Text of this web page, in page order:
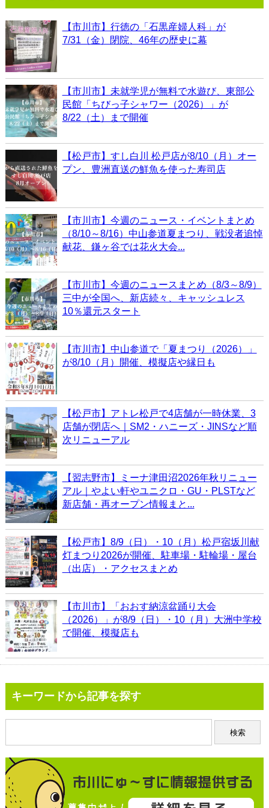
【市川市】行徳の「石黒産婦人科」が
7/31（金）閉院、46年の歴史に幕
【市川市】未就学児が無料で水遊び、東部公
民館「ちびっ子シャワー（2026）」が
8/22（土）まで開催
【松戸市】すし白川 松戸店が8/10（月）オー
プン、豊洲直送の鮮魚を使った寿司店
【市川市】今週のニュース・イベントまとめ
（8/10～8/16）中山参道夏まつり、戦没者追悼
献花、鎌ヶ谷では花火大会...
【市川市】今週のニュースまとめ（8/3～8/9）
三中が全国へ、新店続々、キャッシュレス
10％還元スタート
【市川市】中山参道で「夏まつり（2026）」
が8/10（月）開催、模擬店や縁日も
【松戸市】アトレ松戸で4店舗が一時休業、3
店舗が閉店へ｜SM2・ハニーズ・JINSなど順
次リニューアル
【習志野市】ミーナ津田沼2026年秋リニュー
アル｜やよい軒やユニクロ・GU・PLSTなど
新店舗・再オープン情報まと...
【松戸市】8/9（日）・10（月）松戸宿坂川献
灯まつり2026が開催、駐車場・駐輪場・屋台
（出店）・アクセスまとめ
【市川市】「おおす納涼盆踊り大会
（2026）」が8/9（日）・10（月）大洲中学校
で開催、模擬店も
キーワードから記事を探す